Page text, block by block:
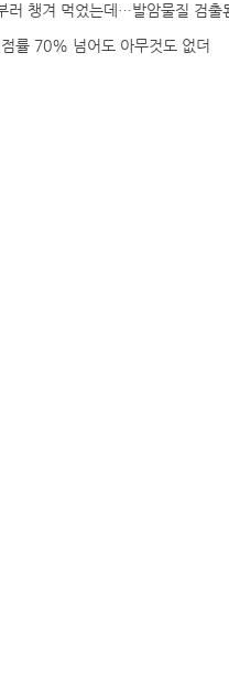
러 챙겨 먹었는데…발암물질 검출
률 70% 넘어도 아무것도 없더